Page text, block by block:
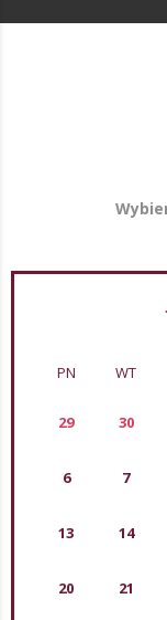
PN WT
29 30
6 7
13 14
20 21